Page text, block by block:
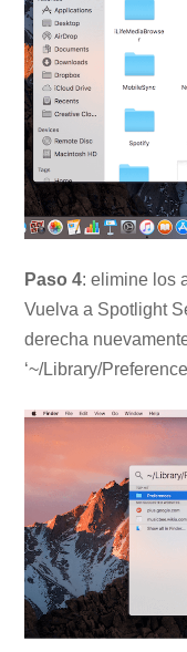
Paso 4: elimine los
Vuelva a Spotlight
derecha
‘~/Library/